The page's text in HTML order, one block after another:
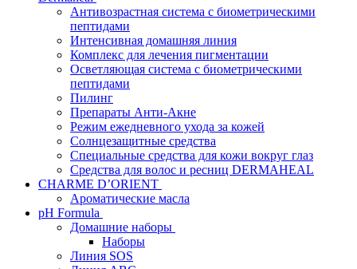
Антивозрастная система с биометрическими
пептидами
Интенсивная домашняя линия
Комплекс для лечения пигментации
Осветляющая система с биометрическими
пептидами
Пилинг
Препараты Анти-Акне
Режим ежедневного ухода за кожей
Солнцезащитные средства
Специальные средства для кожи вокруг глаз
Средства для волос и ресниц DERMAHEAL
CHARME D’ORIENT
Ароматические масла
pH Formula
Домашние наборы
Наборы
Линия SOS